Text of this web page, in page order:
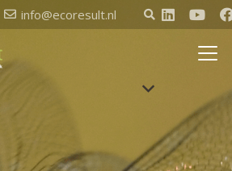
info@ecoresult.nl